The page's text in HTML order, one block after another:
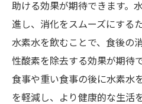
助ける効果が期待できます。
進し、消化をスムーズにする
水素水を飲むことで、食後の
性酸素を除去する効果が期待
食事や重い食事の後に水素水
を軽減し、より健康的な生活